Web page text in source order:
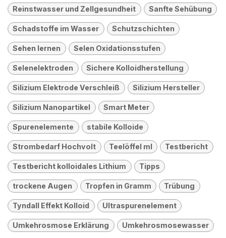
Reinstwasser und Zellgesundheit Sanfte Sehübung
Schadstoffe im Wasser Schutzschichten
Sehen lernen Selen Oxidationsstufen
Selenelektroden Sichere Kolloidherstellung
Silizium Elektrode Verschleiß Silizium Hersteller
Silizium Nanopartikel Smart Meter
Spurenelemente stabile Kolloide
Strombedarf Hochvolt Teelöffel ml Testbericht
Testbericht kolloidales Lithium Tipps
trockene Augen Tropfen in Gramm Trübung
Tyndall Effekt Kolloid Ultraspurenelement
Umkehrosmose Erklärung Umkehrosmosewasser